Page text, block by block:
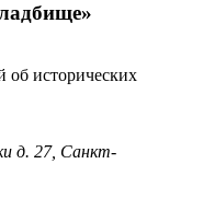
об исторических
д. 27, Санкт-